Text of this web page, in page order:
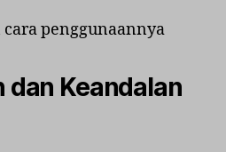
penggunaannya
dan Keandalan